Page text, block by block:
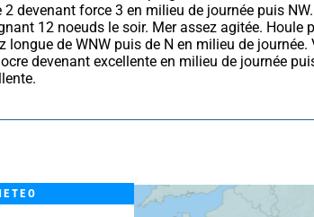
2 devenant force 3 en milieu de journée puis
12 noeuds le soir. Mer assez agitée. Houle
longue de WNW puis de N en milieu de journée.
devenant excellente en milieu de journée